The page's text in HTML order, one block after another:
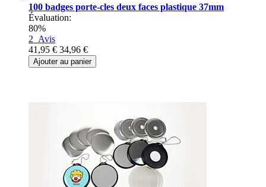
100 badges porte-cles deux faces plastique 37mm
Évaluation:
80%
2 Avis
41,95 € 34,96 €
Ajouter au panier